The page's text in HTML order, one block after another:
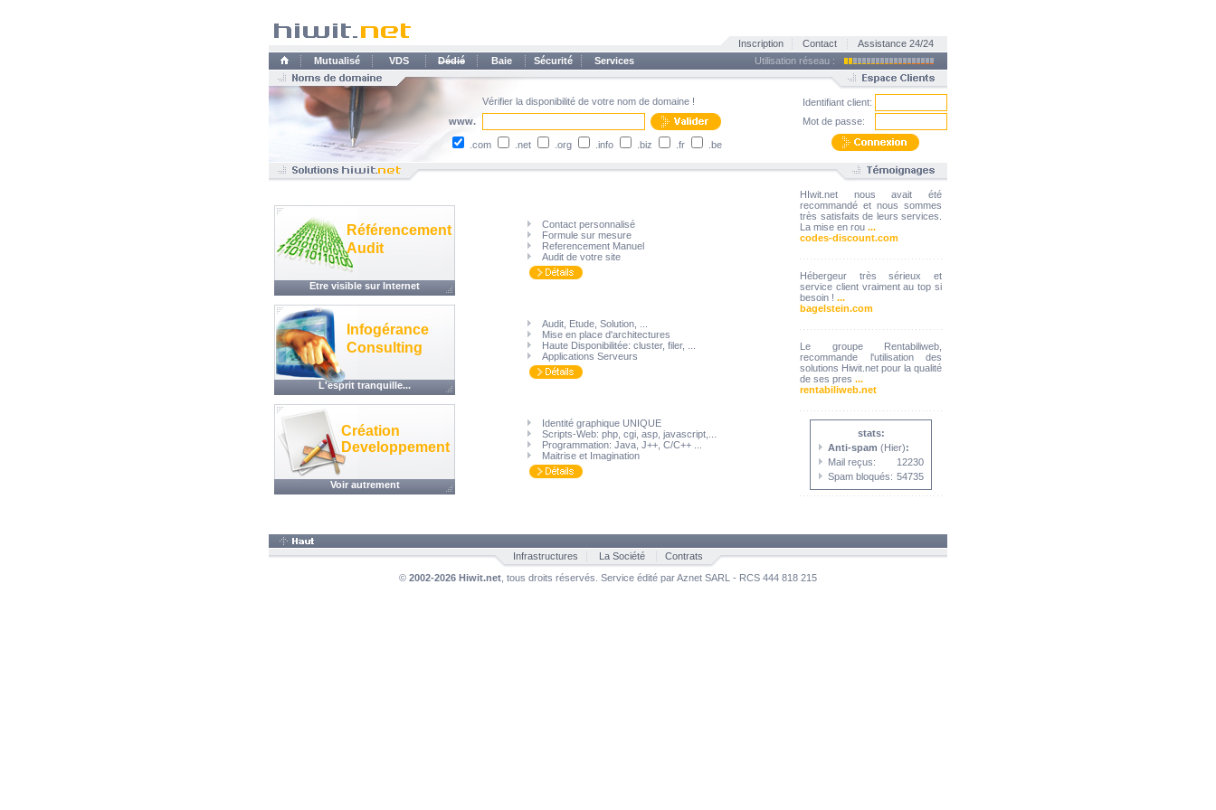
Inscription Contact
Assistance 24/24
Mutualisé
VDS Dédié Baie Sécurité Services Utilisation réseau :
Vérifier la disponibilité de votre nom de domaine !
www.
.com .net .org .info .biz .fr .be
Identifiant client:
Mot de passe:
Référencement
Audit
Etre visible sur Internet
Contact personnalisé
Formule sur mesure
Referencement Manuel
Audit de votre site
Infogérance
Consulting
L'esprit tranquille...
Audit, Etude, Solution, ...
Mise en place d'architectures
Haute Disponibilitée: cluster, filer, ...
Applications Serveurs
Création
Developpement
Voir autrement
Identité graphique UNIQUE
Scripts-Web: php, cgi, asp, javascript,...
Programmation: Java, J++, C/C++ ...
Maitrise et Imagination
HIwit.net nous avait été
recommandé et nous sommes
très satisfaits de leurs services.
La mise en rou ...
codes-discount.com
Hébergeur très sérieux et
service client vraiment au top si
besoin ! ...
bagelstein.com
Le groupe Rentabiliweb,
recommande l'utilisation des
solutions Hiwit.net pour la qualité
de ses pres ...
rentabiliweb.net
stats:
Anti-spam (Hier):
Mail reçus:
12230
Spam bloqués: 54735
Infrastructures La Société
Contrats
© 2002-2026 Hiwit.net , tous droits réservés. Service édité par Aznet SARL - RCS 444 818 215